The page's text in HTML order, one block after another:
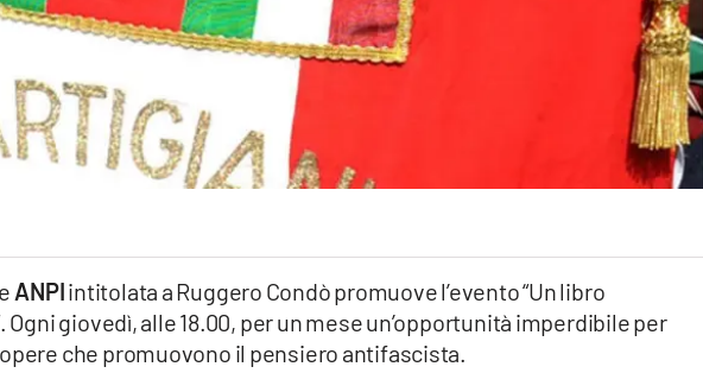
ANPIintitolata a Ruggero Condò promuove l’evento “Un libro
Ogni giovedì, alle 18.00, per un mese un’opportunità imperdibile per
che promuovono il pensiero antifascista.